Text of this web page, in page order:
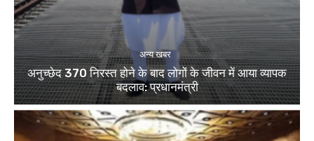
अन्य खबर
अनुच्छेद 370 निरस्त होने के बाद लोगों के जीवन में आया व्यापक
बदलाव: प्रधानमंत्री